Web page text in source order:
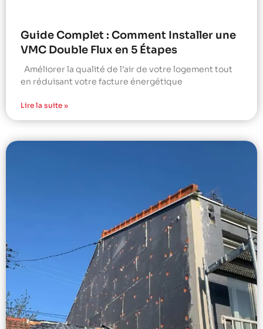
Guide Complet : Comment Installer une
VMC Double Flux en 5 Étapes
Améliorer la qualité de l’air de votre logement tout
en réduisant votre facture énergétique
Lire la suite »